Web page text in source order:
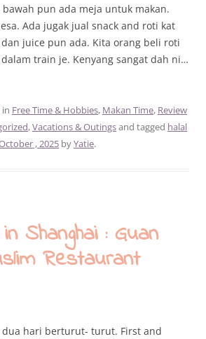
pun ada meja untuk makan.
Ada jugak jual snack and roti kat
juice pun ada. Kita orang beli roti
train je. Kenyang sangat dah ni…
Free Time & Hobbies, Makan Time, Review
,Vacations & Outingsand tagged halal
, 2025 byYatie.
Shanghai : Guan
Restaurant
dua hari berturut- turut. First and